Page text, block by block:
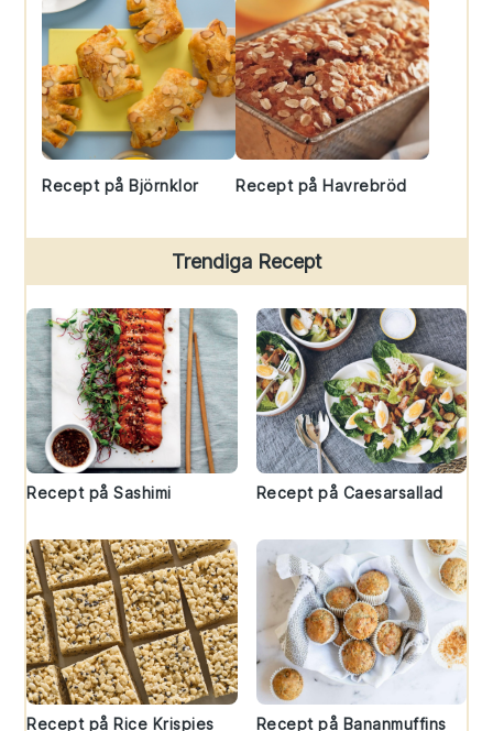
Recept på Björnklor Recept på Havrebröd
Trendiga Recept
Recept på Sashimi Recept på Caesarsallad
Recept på Rice Krispies Recept på Bananmuffins